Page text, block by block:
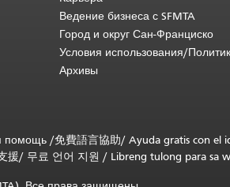
Ведение бизнеса с SFMTA
Город и округ Сан-Франциско
Условия использования/
Архивы
помощь /免費語言協助/ Ayuda gratis con el
援/ 무료 언어 지원 / Libreng tulong para sa